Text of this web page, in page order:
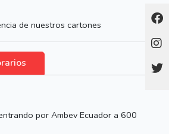
de nuestros cartones
por Ambev Ecuador a 600